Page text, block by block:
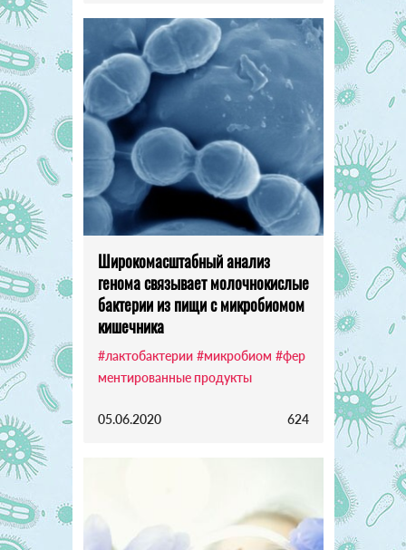
Широкомасштабный анализ
генома связывает молочнокислые
бактерии из пищи с микробиомом
кишечника
#лактобактерии #микробиом #фер
ментированные продукты
05.06.2020 624